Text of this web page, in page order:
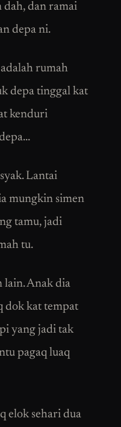
dah, dan ramai
depa ni.
rumah
depa tinggal kat
kenduri
Lantai
mungkin simen
tamu, jadi
tu.
lain. Anak dia
dok kat tempat
yang jadi tak
pagaq luaq
elok sehari dua